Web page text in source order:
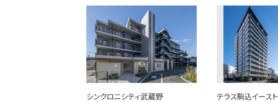
シンクロニシティ武蔵野 テラス駒込イースト